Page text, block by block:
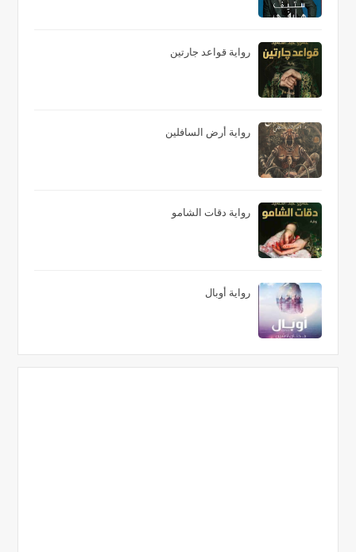
رواية قواعد جارتين
رواية أرض السافلين
رواية دقات الشامو
رواية أوبال